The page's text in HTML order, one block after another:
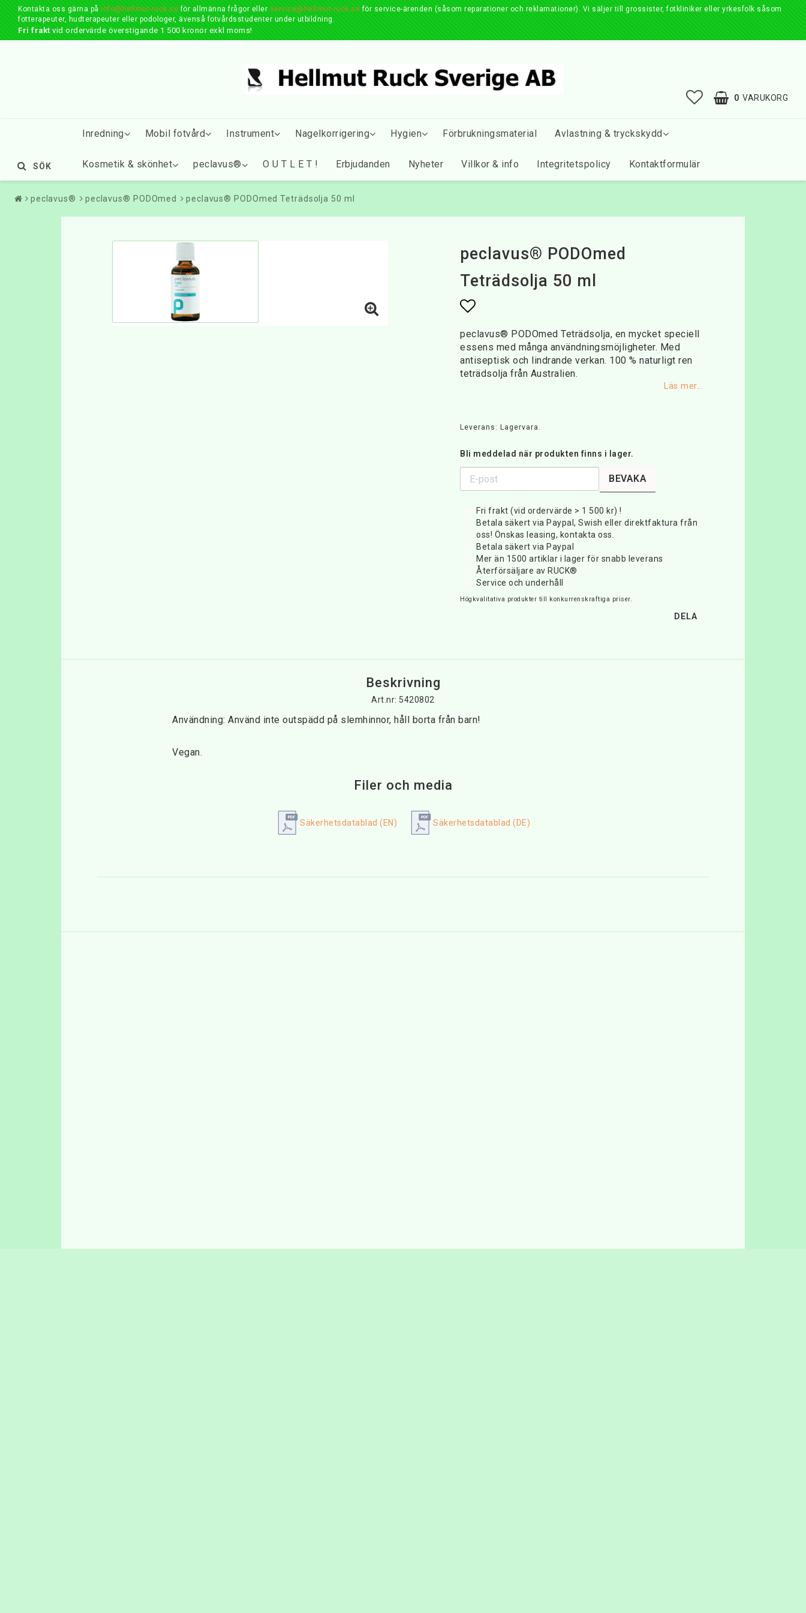
Kontakta oss gärna på info@hellmut-ruck.se för allmänna frågor eller service@hellmut-ruck.se för service-ärenden (såsom reparationer och reklamationer). Vi säljer till grossister, fotkliniker eller yrkesfolk såsom
fotterapeuter, hudterapeuter eller podologer, ävenså fotvårdsstudenter under utbildning.
Fri frakt vid ordervärde överstigande 1 500 kronor exkl moms!
0 VARUKORG
Inredning Mobil fotvård Instrument Nagelkorrigering Hygien Förbrukningsmaterial Avlastning & tryckskydd
Kosmetik & skönhet peclavus® O U T L E T ! Erbjudanden Nyheter Villkor & info Integritetspolicy Kontaktformulär
SÖK
peclavus® peclavus® PODOmed peclavus® PODOmed Teträdsolja 50 ml
peclavus® PODOmed
Teträdsolja 50 ml
Lägg till i favoritlistan
peclavus® PODOmed Teträdsolja, en mycket speciell
essens med många användningsmöjligheter. Med
antiseptisk och lindrande verkan. 100 % naturligt ren
teträdsolja från Australien.
Läs mer...
Leverans: Lagervara.
Bli meddelad när produkten finns i lager.
BEVAKA
Fri frakt (vid ordervärde > 1 500 kr) !
Betala säkert via Paypal, Swish eller direktfaktura från
oss! Önskas leasing, kontakta oss.
Betala säkert via Paypal
Mer än 1500 artiklar i lager för snabb leverans
Återförsäljare av RUCK®
Service och underhåll
Högkvalitativa produkter till konkurrenskraftiga priser.
DELA
Beskrivning
Art.nr: 5420802
Användning: Använd inte outspädd på slemhinnor, håll borta från barn!
Vegan.
Filer och media
Säkerhetsdatablad (EN) Säkerhetsdatablad (DE)